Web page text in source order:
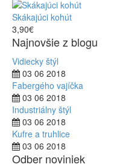
Skákajúci kohút
3,90€
Najnovšie z blogu
Vidiecky štýl
03 06 2018
Fabergého vajíčka
03 06 2018
Industriálny štýl
03 06 2018
Kufre a truhlice
03 06 2018
Odber noviniek